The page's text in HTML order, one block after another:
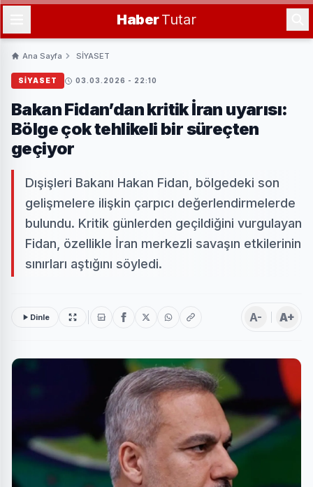
HaberTutar
Ana Sayfa SİYASET
SİYASET 03.03.2026 - 22:10
Bakan Fidan’dan kritik İran uyarısı:
Bölge çok tehlikeli bir süreçten
geçiyor
Dışişleri Bakanı Hakan Fidan, bölgedeki son
gelişmelere ilişkin çarpıcı değerlendirmelerde
bulundu. Kritik günlerden geçildiğini vurgulayan
Fidan, özellikle İran merkezli savaşın etkilerinin
sınırları aştığını söyledi.
Dinle A- A+